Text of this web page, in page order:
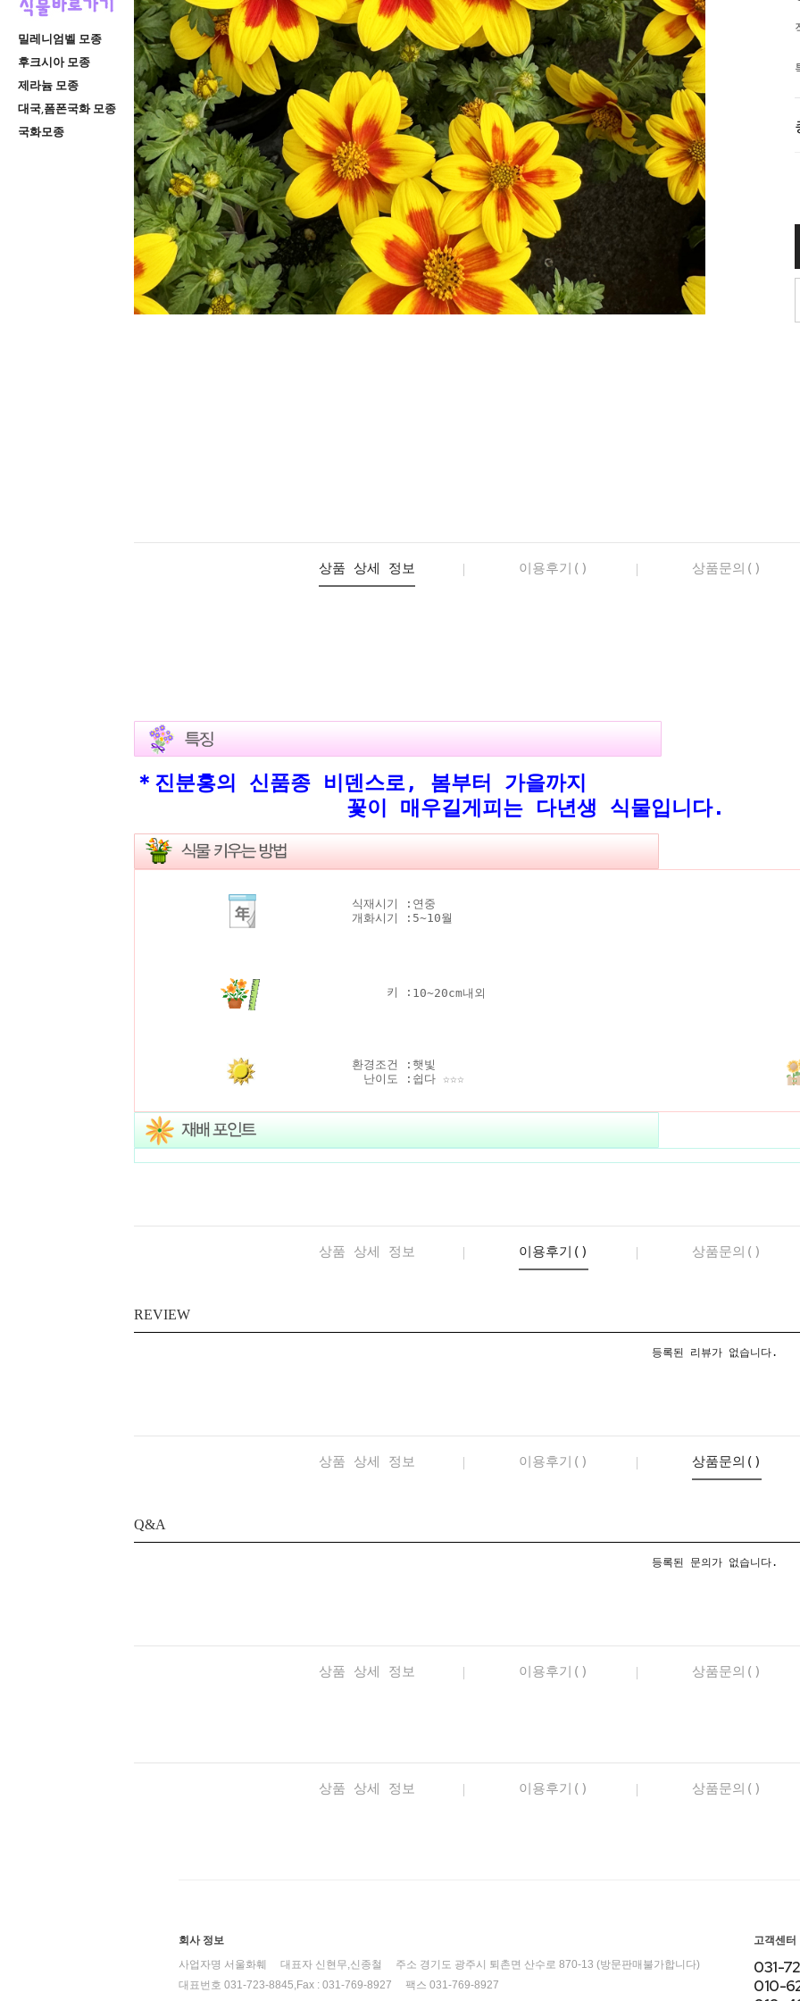
밀레니엄벨 모종
후크시아 모종
제라늄 모종
대국,폼폰국화 모종
국화모종
상품 상세 정보 이용후기() 상품문의()
＊진분홍의 신품종 비덴스로, 봄부터 가을까지
꽃이 매우길게피는 다년생 식물입니다.
식재시기 :
개화시기 :
연중
5~10월
키 : 10~20cm내외
환경조건 :
난이도 :
햇빛
쉽다 ☆☆☆
상품 상세 정보 이용후기() 상품문의()
REVIEW
등록된 리뷰가 없습니다.
상품 상세 정보 이용후기() 상품문의()
Q&A
등록된 문의가 없습니다.
상품 상세 정보 이용후기() 상품문의()
상품 상세 정보 이용후기() 상품문의()
회사 정보
사업자명 서울화훼 대표자 신현무,신종철
주소 경기도 광주시 퇴촌면 산수로 870-13 (방문판매불가합니다)
대표번호 031-723-8845,Fax : 031-769-8927
팩스 031-769-8927
고객센터
031-
010-